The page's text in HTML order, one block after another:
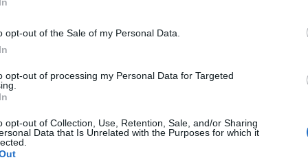
opt-out of the Sale of my Personal Data.
opt-out of processing my Personal Data for Targeted
opt-out of Collection, Use, Retention, Sale, and/or Sharing
Data that Is Unrelated with the Purposes for which it